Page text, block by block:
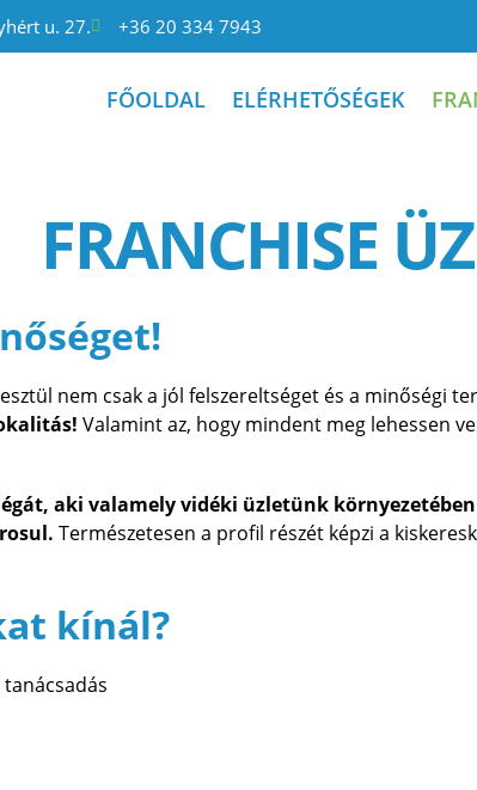
u. 27. +36 20 334 7943
FŐOLDAL ELÉRHETŐSÉGEK
FRANCHISE
nem csak a jól felszereltséget és a minőségi
Valamint az, hogy mindent meg lehessen
aki valamely vidéki üzletünk
Természetesen a profil részét képzi a
kínál?